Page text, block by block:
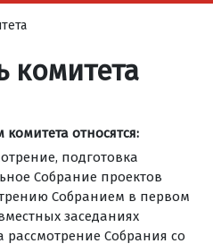
комитета
относятся:
подготовка
Собрание проектов
Собранием в первом
заседаниях
рассмотрение Собрания со